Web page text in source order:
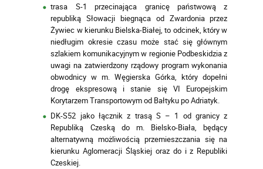
trasa S-1 przecinająca granicę państwową z
republiką Słowacji biegnąca od Zwardonia przez
Żywiec w kierunku Bielska-Białej, to odcinek, który w
niedługim okresie czasu może stać się głównym
szlakiem komunikacyjnym w regionie Podbeskidzia z
uwagi na zatwierdzony rządowy program wykonania
obwodnicy w m. Węgierska Górka, który dopełni
drogę ekspresową i stanie się VI Europejskim
Korytarzem Transportowym od Bałtyku po Adriatyk.
DK-S52 jako łącznik z trasą S – 1 od granicy z
Republiką Czeską do m. Bielsko-Biała, będący
alternatywną możliwością przemieszczania się na
kierunku Aglomeracji Śląskiej oraz do i z Republiki
Czeskiej.